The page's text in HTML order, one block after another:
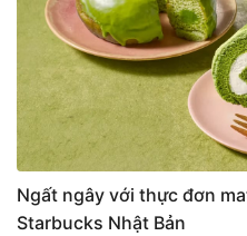
Ngất ngây với thực đơn
Starbucks Nhật Bản